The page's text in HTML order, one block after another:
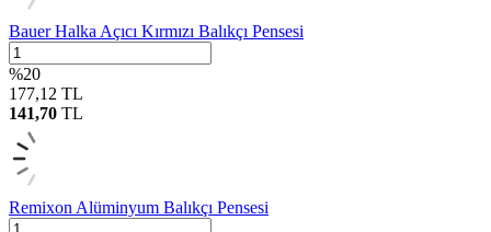
Bauer Halka Açıcı Kırmızı Balıkçı Pensesi
%20
177,12 TL
141,70 TL
Remixon Alüminyum Balıkçı Pensesi